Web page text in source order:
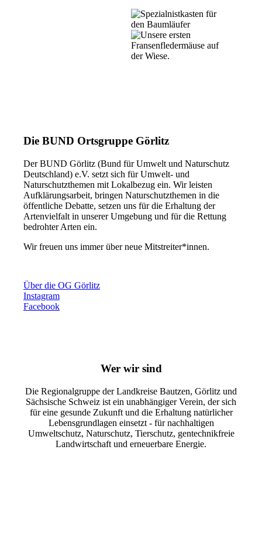
Die BUND Ortsgruppe Görlitz
Der BUND Görlitz (Bund für Umwelt und Naturschutz
Deutschland) e.V. setzt sich für Umwelt- und
Naturschutzthemen mit Lokalbezug ein. Wir leisten
Aufklärungsarbeit, bringen Naturschutzthemen in die
öffentliche Debatte, setzen uns für die Erhaltung der
Artenvielfalt in unserer Umgebung und für die Rettung
bedrohter Arten ein.
Wir freuen uns immer über neue Mitstreiter*innen.
Über die OG Görlitz
Instagram
Facebook
Wer wir sind
Die Regionalgruppe der Landkreise Bautzen, Görlitz und
Sächsische Schweiz ist ein unabhängiger Verein, der sich
für eine gesunde Zukunft und die Erhaltung natürlicher
Lebensgrundlagen einsetzt - für nachhaltigen
Umweltschutz, Naturschutz, Tierschutz, gentechnikfreie
Landwirtschaft und erneuerbare Energie.